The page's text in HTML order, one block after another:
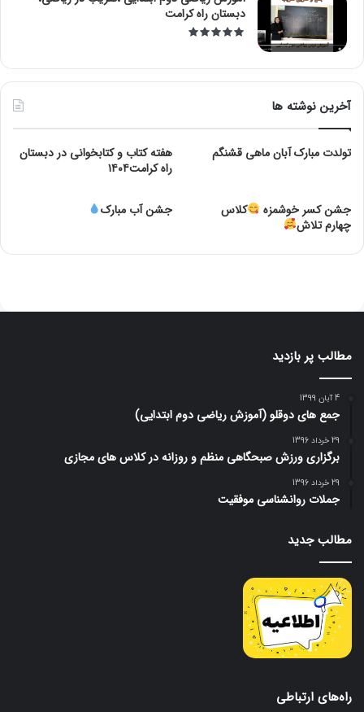
دبستان راه کرامت
آخرین نوشته ها
تولدت مبارک آبان ماهی قشنگم
هفته کتاب و کتابخوانی در دبستان
راه کرامت۱۴۰۴
جشن کسر خوشمزه
کلاس
چهارم تلاش
جشن آب مبارک
مطالب پر بازدید
4 آبان 1399
جمع های دوقلو (آموزش ریاضی دوم ابتدایی)
29 خرداد 1396
برگزاری ورزش صبحگاهی منظم و روزانه در کلاس های مجازی
29 خرداد 1396
جملات روانشناسی موفقیت
مطالب جدید
راه‌های ارتباطی